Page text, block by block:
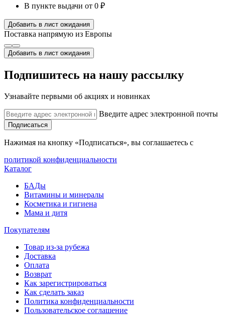
В пункте выдачи от 0 ₽
Добавить в лист ожидания
Поставка напрямую из Европы
Добавить в лист ожидания
Подпишитесь на нашу рассылку
Узнавайте первыми об акциях и новинках
Введите адрес электронной почты
Подписаться
Нажимая на кнопку «Подписаться», вы соглашаетесь с
политикой конфиденциальности
Каталог
БАДы
Витамины и минералы
Косметика и гигиена
Мама и дитя
Покупателям
Товар из-за рубежа
Доставка
Оплата
Возврат
Как зарегистрироваться
Как сделать заказ
Политика конфиденциальности
Пользовательское соглашение